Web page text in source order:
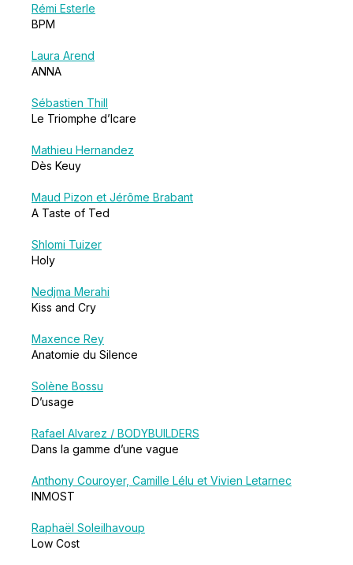
Rémi Esterle
BPM
Laura Arend
ANNA
Sébastien Thill
Le Triomphe d’Icare
Mathieu Hernandez
Dès Keuy
Maud Pizon et Jérôme Brabant
A Taste of Ted
Shlomi Tuizer
Holy
Nedjma Merahi
Kiss and Cry
Maxence Rey
Anatomie du Silence
Solène Bossu
D’usage
Rafael Alvarez / BODYBUILDERS
Dans la gamme d’une vague
Anthony Couroyer, Camille Lélu et Vivien Letarnec
INMOST
Raphaël Soleilhavoup
Low Cost